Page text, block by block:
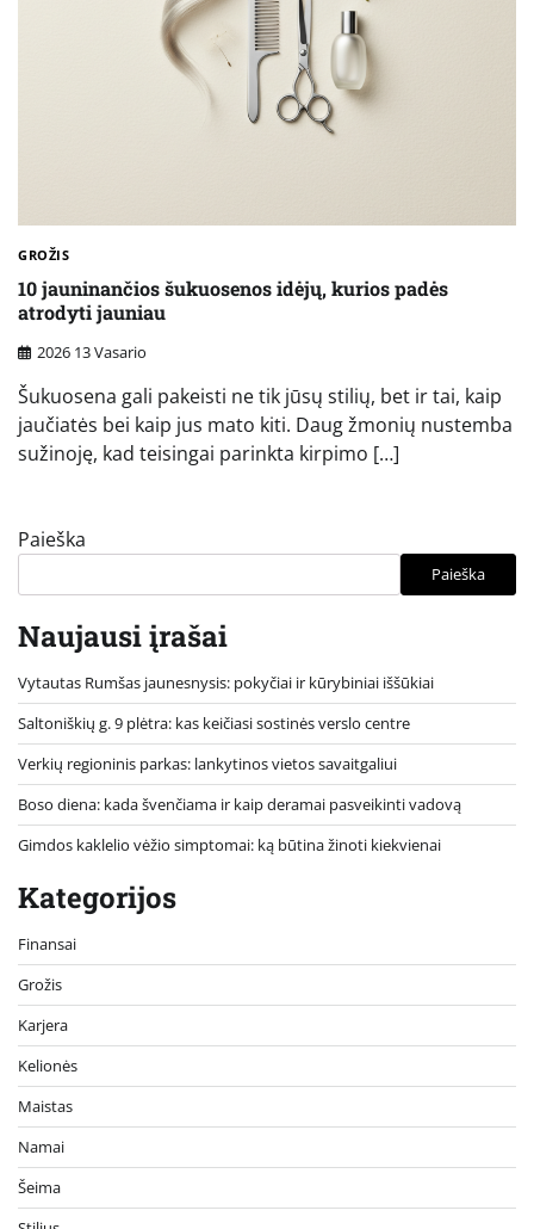
GROŽIS
10 jauninančios šukuosenos idėjų, kurios padės
atrodyti jauniau
2026 13 Vasario
Šukuosena gali pakeisti ne tik jūsų stilių, bet ir tai, kaip
jaučiatės bei kaip jus mato kiti. Daug žmonių nustemba
sužinoję, kad teisingai parinkta kirpimo […]
Paieška
Paieška
Naujausi įrašai
Vytautas Rumšas jaunesnysis: pokyčiai ir kūrybiniai iššūkiai
Saltoniškių g. 9 plėtra: kas keičiasi sostinės verslo centre
Verkių regioninis parkas: lankytinos vietos savaitgaliui
Boso diena: kada švenčiama ir kaip deramai pasveikinti vadovą
Gimdos kaklelio vėžio simptomai: ką būtina žinoti kiekvienai
Kategorijos
Finansai
Grožis
Karjera
Kelionės
Maistas
Namai
Šeima